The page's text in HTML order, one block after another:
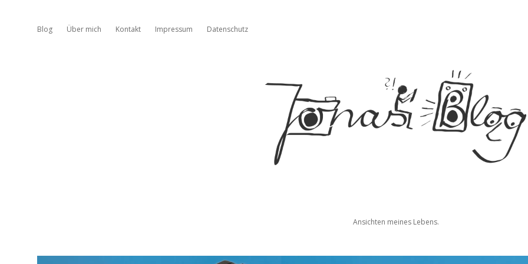
Blog Über mich Kontakt Impressum Datenschutz
Jonas'
Ansichten meines Lebens.